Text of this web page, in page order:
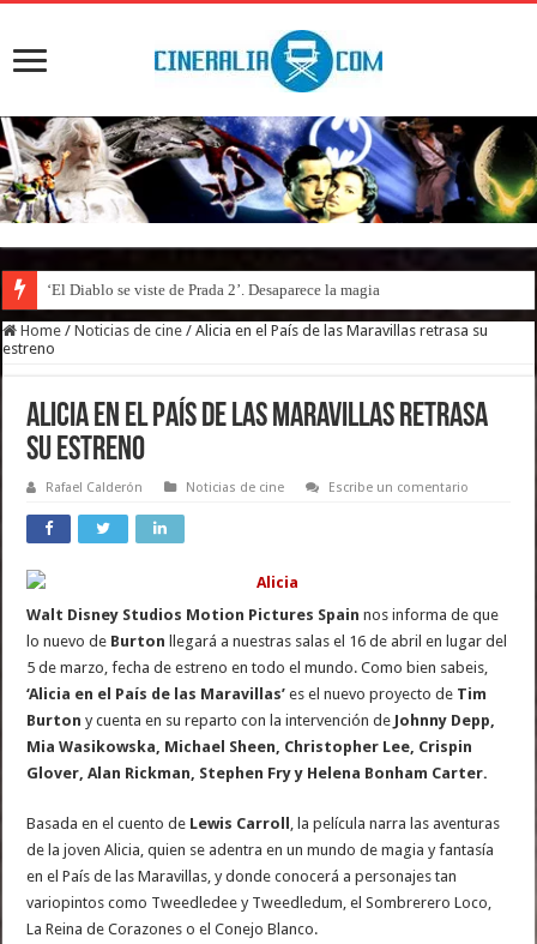
‘El Diablo se viste de Prada 2’. Desaparece la magia
Home / Noticias de cine / Alicia en el País de las Maravillas retrasa su
estreno
Alicia en el País de las Maravillas retrasa
su estreno
Rafael Calderón Noticias de cine Escribe un comentario
Walt Disney Studios Motion Pictures Spain nos informa de que
lo nuevo de Burton
llegará a nuestras salas el 16 de abril en lugar del
5 de marzo, fecha de estreno en todo el mundo. Como bien sabeis,
‘Alicia en el País de las Maravillas’ es el nuevo proyecto de Tim
Burtony cuenta en su reparto con la intervención de Johnny Depp,
Mia Wasikowska, Michael Sheen, Christopher Lee, Crispin
Glover, Alan Rickman, Stephen Fry y Helena Bonham Carter.
Basada en el cuento de Lewis Carroll , la película narra las aventuras
de la joven Alicia, quien se adentra en un mundo de magia y fantasía
en el País de las Maravillas, y donde conocerá a personajes tan
variopintos como Tweedledee y Tweedledum, el Sombrerero Loco,
La Reina de Corazones o el Conejo Blanco.